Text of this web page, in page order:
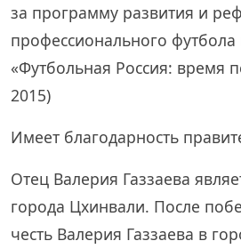
за программу развития и
профессионального футбола
«Футбольная Россия: время
2015)
Имеет благодарность
Отец Валерия Газзаева
города Цхинвали. После
честь Валерия Газзаева в